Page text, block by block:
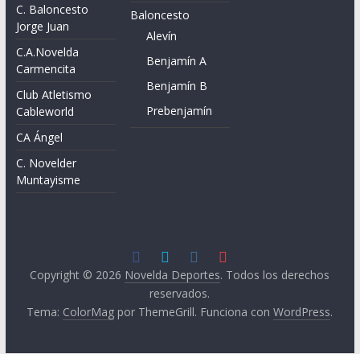
C. Baloncesto
Jorge Juan
C.A.Novelda
Carmencita
Club Atletismo
Cableworld
CA Ángel
C. Novelder
Muntayisme
Baloncesto
Alevín
Benjamín A
Benjamín B
Prebenjamín
Copyright © 2026 Novelda Deportes. Todos los derechos
reservados.
Tema: ColorMag por ThemeGrill. Funciona conWordPress.